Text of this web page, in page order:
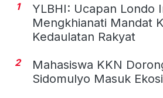
1
YLBHI: Ucapan Londo
Mengkhianati Mandat
Kedaulatan Rakyat
2
Mahasiswa KKN
Sidomulyo Masuk